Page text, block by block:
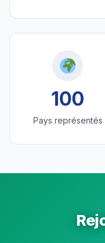
100
Pays représentés